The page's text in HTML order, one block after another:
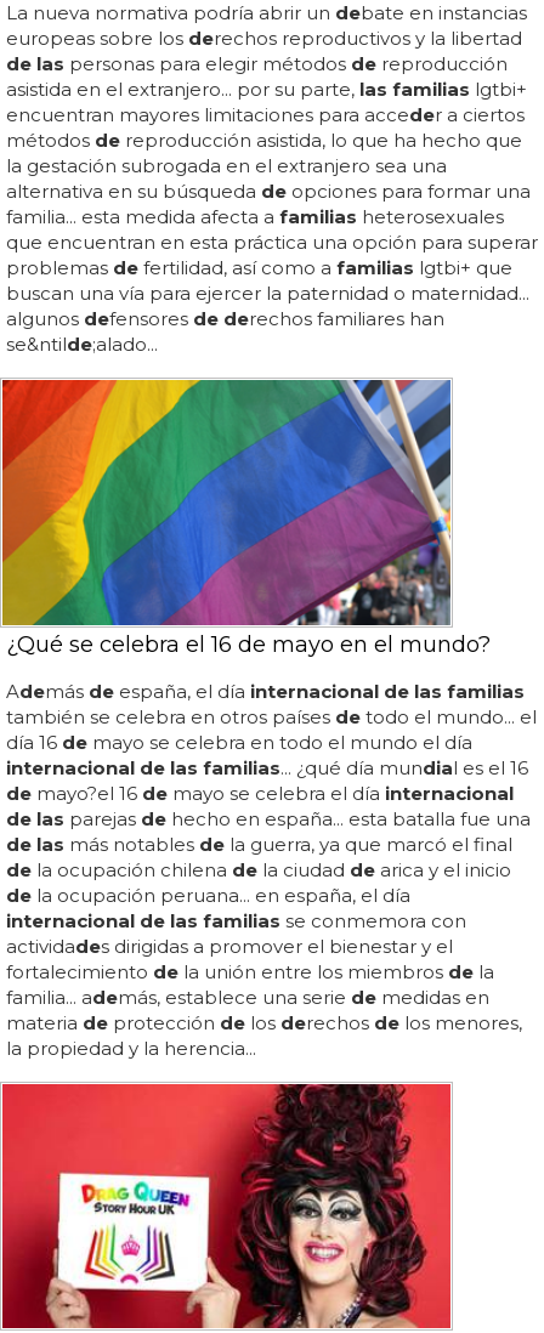
La nueva normativa podría abrir un debate en instancias
europeas sobre los derechos reproductivos y la libertad
de las personas para elegir métodos de reproducción
asistida en el extranjero... por su parte, las familias lgtbi+
encuentran mayores limitaciones para acceder a ciertos
métodos de reproducción asistida, lo que ha hecho que
la gestación subrogada en el extranjero sea una
alternativa en su búsqueda de opciones para formar una
familia... esta medida afecta a familias heterosexuales
que encuentran en esta práctica una opción para superar
problemas de fertilidad, así como a familias lgtbi+ que
buscan una vía para ejercer la paternidad o maternidad...
algunos defensores de derechos familiares han
se&ntilde;alado...
¿Qué se celebra el 16 de mayo en el mundo?
Además de españa, el día internacional de las familias
también se celebra en otros países de todo el mundo... el
día 16 de mayo se celebra en todo el mundo el día
internacional de las familias... ¿qué día mundial es el 16
de mayo?el 16 de mayo se celebra el día internacional
de las parejas de hecho en españa... esta batalla fue una
de las más notables de la guerra, ya que marcó el final
de la ocupación chilena de la ciudad de arica y el inicio
de la ocupación peruana... en españa, el día
internacional de las familias se conmemora con
actividades dirigidas a promover el bienestar y el
fortalecimiento de la unión entre los miembros de la
familia... además, establece una serie de medidas en
materia de protección de los derechos de los menores,
la propiedad y la herencia...